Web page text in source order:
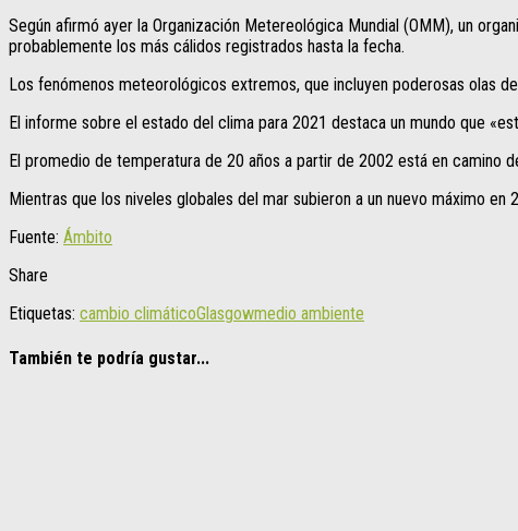
Según afirmó ayer la Organización Metereológica Mundial (OMM), un
probablemente los más cálidos registrados hasta la fecha.
Los fenómenos meteorológicos extremos, que incluyen poderosas olas
El informe sobre el estado del clima para 2021 destaca un mundo que
El promedio de temperatura de 20 años a partir de 2002 está en camino
Mientras que los niveles globales del mar subieron a un nuevo máximo en
Fuente: Ámbito
Share
Etiquetas: cambio climáticoGlasgowmedio ambiente
También te podría gustar...